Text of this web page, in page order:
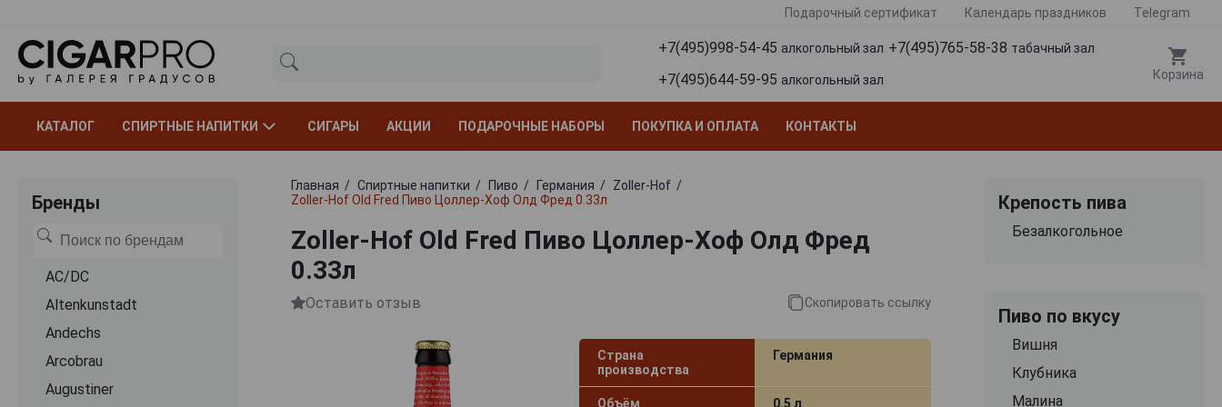
Подарочный сертификат Календарь праздников Telegram
+7(495)998-54-45 алкогольный зал +7(495)765-58-38 табачный зал
+7(495)644-59-95 алкогольный зал Корзина
КАТАЛОГ СПИРТНЫЕ НАПИТКИ СИГАРЫ АКЦИИ ПОДАРОЧНЫЕ НАБОРЫ ПОКУПКА И ОПЛАТА КОНТАКТЫ
Бренды
AC/DC
Altenkunstadt
Andechs
Arcobrau
Augustiner
Главная Спиртные напитки Пиво Германия
Zoller-Hof
Zoller-Hof Old Fred Пиво Цоллер-Хоф Олд Фред 0.33л
Zoller-Hof Old Fred Пиво Цоллер-Хоф Олд Фред
0.33л
Оставить отзыв Скопировать ссылку
Страна
производства
Германия
Объём 0.5 л
Крепость пива
Безалкогольное
Пиво по вкусу
Вишня
Клубника
Малина